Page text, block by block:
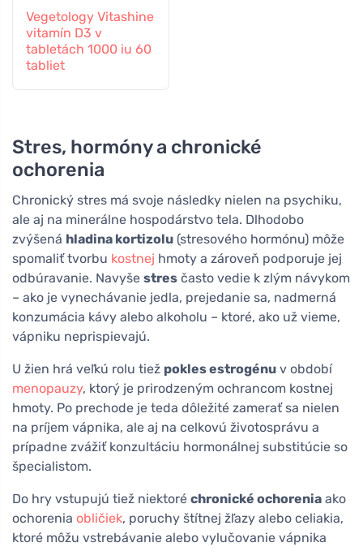
Vegetology Vitashine
vitamín D3 v
tabletách 1000 iu 60
tabliet
Stres, hormóny a chronické
ochorenia
Chronický stres má svoje následky nielen na psychiku,
ale aj na minerálne hospodárstvo tela. Dlhodobo
zvýšená hladina kortizolu (stresového hormónu) môže
spomaliť tvorbu kostnej hmoty a zároveň podporuje jej
odbúravanie. Navyše stres často vedie k zlým návykom
– ako je vynechávanie jedla, prejedanie sa, nadmerná
konzumácia kávy alebo alkoholu – ktoré, ako už vieme,
vápniku neprispievajú.
U žien hrá veľkú rolu tiež pokles estrogénu v období
menopauzy, ktorý je prirodzeným ochrancom kostnej
hmoty. Po prechode je teda dôležité zamerať sa nielen
na príjem vápnika, ale aj na celkovú životosprávu a
prípadne zvážiť konzultáciu hormonálnej substitúcie so
špecialistom.
Do hry vstupujú tiež niektoré chronické ochorenia ako
ochorenia obličiek, poruchy štítnej žľazy alebo celiakia,
ktoré môžu vstrebávanie alebo vylučovanie vápnika